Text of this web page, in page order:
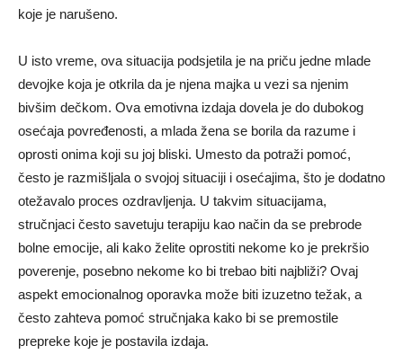
koje je narušeno.
U isto vreme, ova situacija podsjetila je na priču jedne mlade
devojke koja je otkrila da je njena majka u vezi sa njenim
bivšim dečkom. Ova emotivna izdaja dovela je do dubokog
osećaja povređenosti, a mlada žena se borila da razume i
oprosti onima koji su joj bliski. Umesto da potraži pomoć,
često je razmišljala o svojoj situaciji i osećajima, što je dodatno
otežavalo proces ozdravljenja. U takvim situacijama,
stručnjaci često savetuju terapiju kao način da se prebrode
bolne emocije, ali kako želite oprostiti nekome ko je prekršio
poverenje, posebno nekome ko bi trebao biti najbliži? Ovaj
aspekt emocionalnog oporavka može biti izuzetno težak, a
često zahteva pomoć stručnjaka kako bi se premostile
prepreke koje je postavila izdaja.